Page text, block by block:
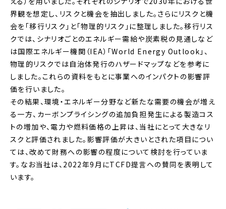
界観を想定し、リスクと機会を抽出しました。さらにリスクと機
会を「移行リスク」と「物理的リスク」に整理しました。移行リス
クでは、シナリオごとのエネルギー需給や炭素税の見通しなど
は国際エネルギー機関（IEA）「World Energy Outlook」、
物理的リスクでは自治体発行のハザードマップなどを参考に
しました。これらの資料をもとに事業へのインパクトの影響評
価を行いました。
その結果、環境・エネルギー分野など新たな需要の機会が増え
る一方、カーボンプライシングの追加負担発生による製造コス
トの増加や、電力や燃料価格の上昇は、当社にとって大きなリ
スクと評価されました。影響評価が大きいとされた項目につい
ては、改めて財務への影響の程度について検討を行っていま
す。なお当社は、2022年9月にTCFD提言への賛同を表明して
います。